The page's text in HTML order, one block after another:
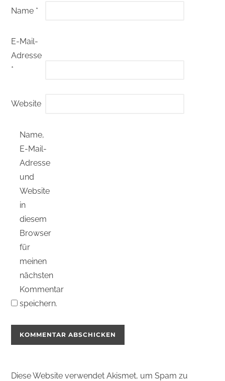
Name *
E-Mail-
Adresse
*
Website
Name,
E-Mail-
Adresse
und
Website
in
diesem
Browser
für
meinen
nächsten
Kommentar
speichern.
Diese Website verwendet Akismet, um Spam zu